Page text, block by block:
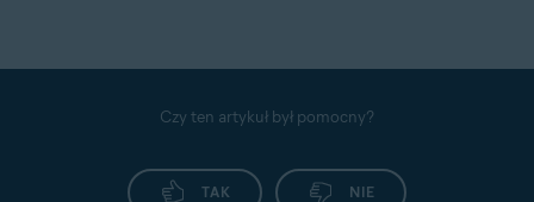
Czy ten artykuł był pomocny?
TAK NIE